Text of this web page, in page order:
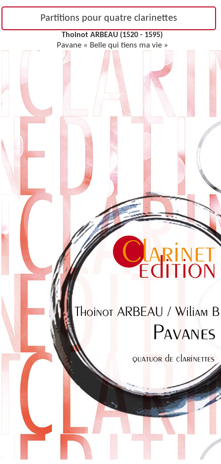
Partitions pour quatre clarinettes
Thoinot ARBEAU (1520 - 1595)
Pavane « Belle qui tiens ma vie »